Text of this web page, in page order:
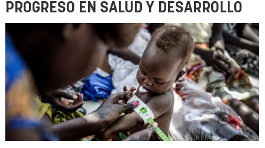
PROGRESO EN SALUD Y DESARROLLO